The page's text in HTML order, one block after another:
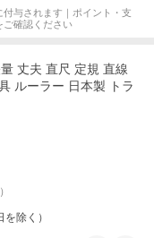
付与されます｜ポイント・支
ご確認ください
丈夫 直尺 定規 直線
ルーラー 日本製 トラ
除く）